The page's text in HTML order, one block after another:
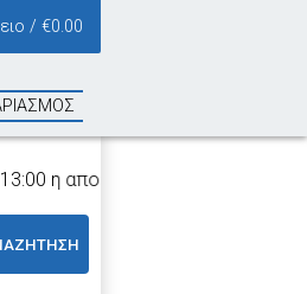
/ €0.00
αποστολή τους γίνεται την ίδια